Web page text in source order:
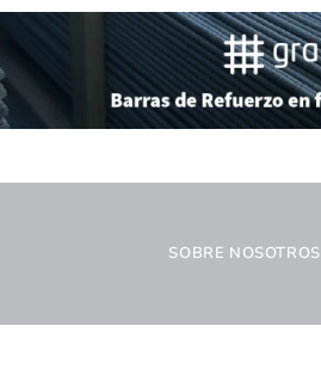
SOBRE NOSOTROS